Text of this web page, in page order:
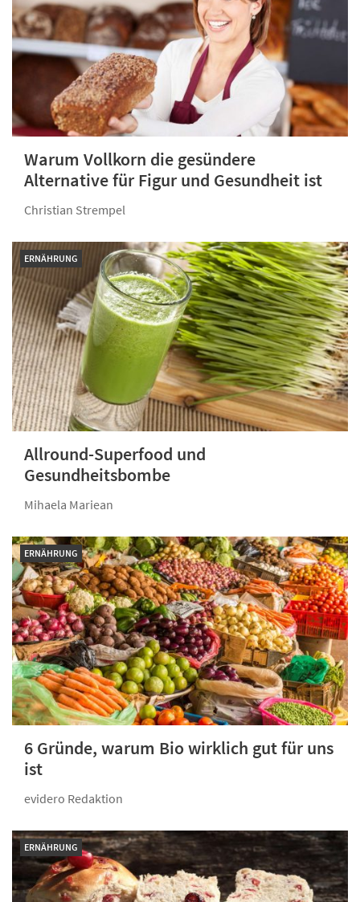
Warum Vollkorn die gesündere
Alternative für Figur und Gesundheit ist
Christian Strempel
ERNÄHRUNG
Allround-Superfood und
Gesundheitsbombe
Mihaela Mariean
ERNÄHRUNG
6 Gründe, warum Bio wirklich gut für uns
ist
evidero Redaktion
ERNÄHRUNG